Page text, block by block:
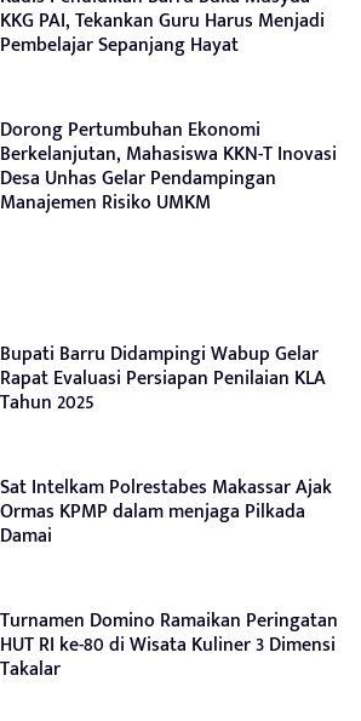
KKG PAI, Tekankan Guru Harus Menjadi
Pembelajar Sepanjang Hayat
Dorong Pertumbuhan Ekonomi
Berkelanjutan, Mahasiswa KKN-T Inovasi
Desa Unhas Gelar Pendampingan
Manajemen Risiko UMKM
Bupati Barru Didampingi Wabup Gelar
Rapat Evaluasi Persiapan Penilaian KLA
Tahun 2025
Sat Intelkam Polrestabes Makassar Ajak
Ormas KPMP dalam menjaga Pilkada
Damai
Turnamen Domino Ramaikan Peringatan
HUT RI ke-80 di Wisata Kuliner 3 Dimensi
Takalar